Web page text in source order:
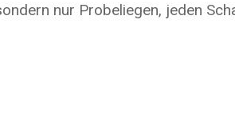
nur Probeliegen, jeden